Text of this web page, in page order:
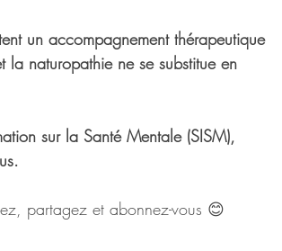
un accompagnement thérapeutique
la naturopathie ne se substitue en
sur la Santé Mentale (SISM),
partagez et abonnez-vous 😊